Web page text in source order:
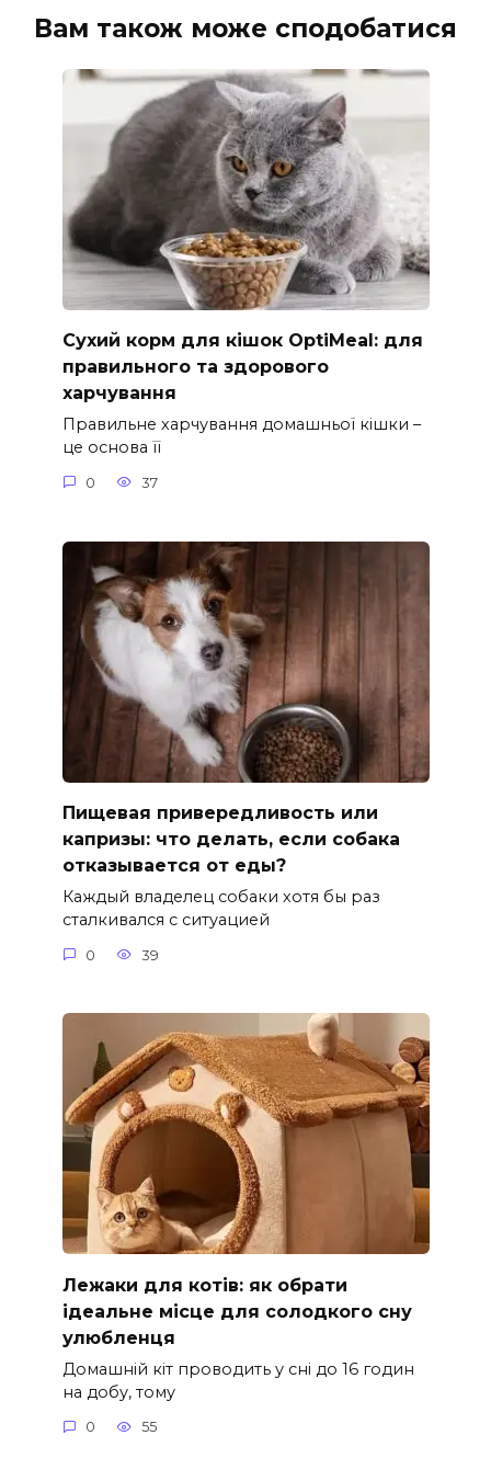
Вам також може сподобатися
Сухий корм для кішок OptiMeal: для
правильного та здорового
харчування
Правильне харчування домашньої кішки –
це основа її
0 37
Пищевая привередливость или
капризы: что делать, если собака
отказывается от еды?
Каждый владелец собаки хотя бы раз
сталкивался с ситуацией
0 39
Лежаки для котів: як обрати
ідеальне місце для солодкого сну
улюбленця
Домашній кіт проводить у сні до 16 годин
на добу, тому
0 55